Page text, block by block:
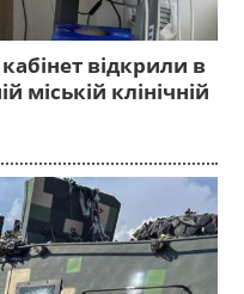
відкрили в
міській клінічній